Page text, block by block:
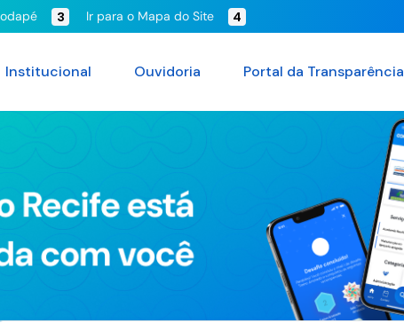
3 Ir para o Mapa do Site 4
Institucional Ouvidoria Portal da Transparência